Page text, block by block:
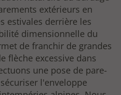
extérieurs en
estivales derrière les
dimensionnelle du
de franchir de grandes
flèche excessive dans
une pose de pare-
l'enveloppe